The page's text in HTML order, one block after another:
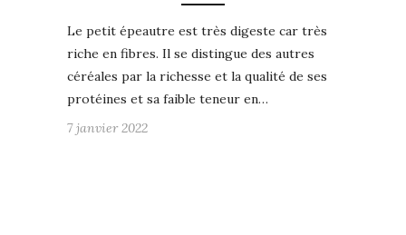
Le petit épeautre est très digeste car très
riche en fibres. Il se distingue des autres
céréales par la richesse et la qualité de ses
protéines et sa faible teneur en…
7 janvier 2022